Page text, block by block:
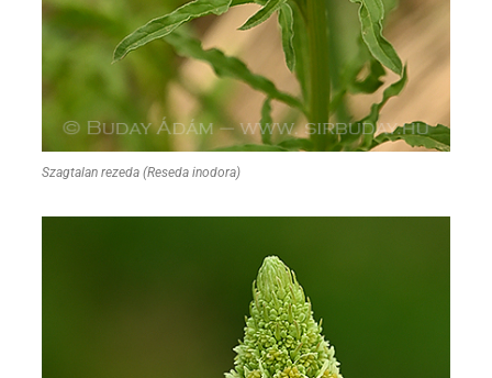
Szagtalan rezeda (Reseda inodora)